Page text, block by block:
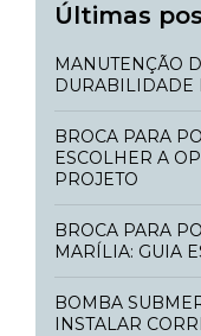
Últimas
MANUTENÇÃO DE POÇOS: ESTRATÉGIAS PARA
DURABILIDADE
BROCA PARA POÇO ARTESIANO: COMO
ESCOLHER A
PROJETO
BROCA PARA POÇO SEMI ARTESIANO EM
MARÍLIA: GUIA
BOMBA SUBMERSA 1CV: COMO ESCOLHER E
INSTALAR